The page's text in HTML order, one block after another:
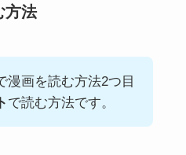
方法
漫画を読む方法2つ目
で読む方法です。